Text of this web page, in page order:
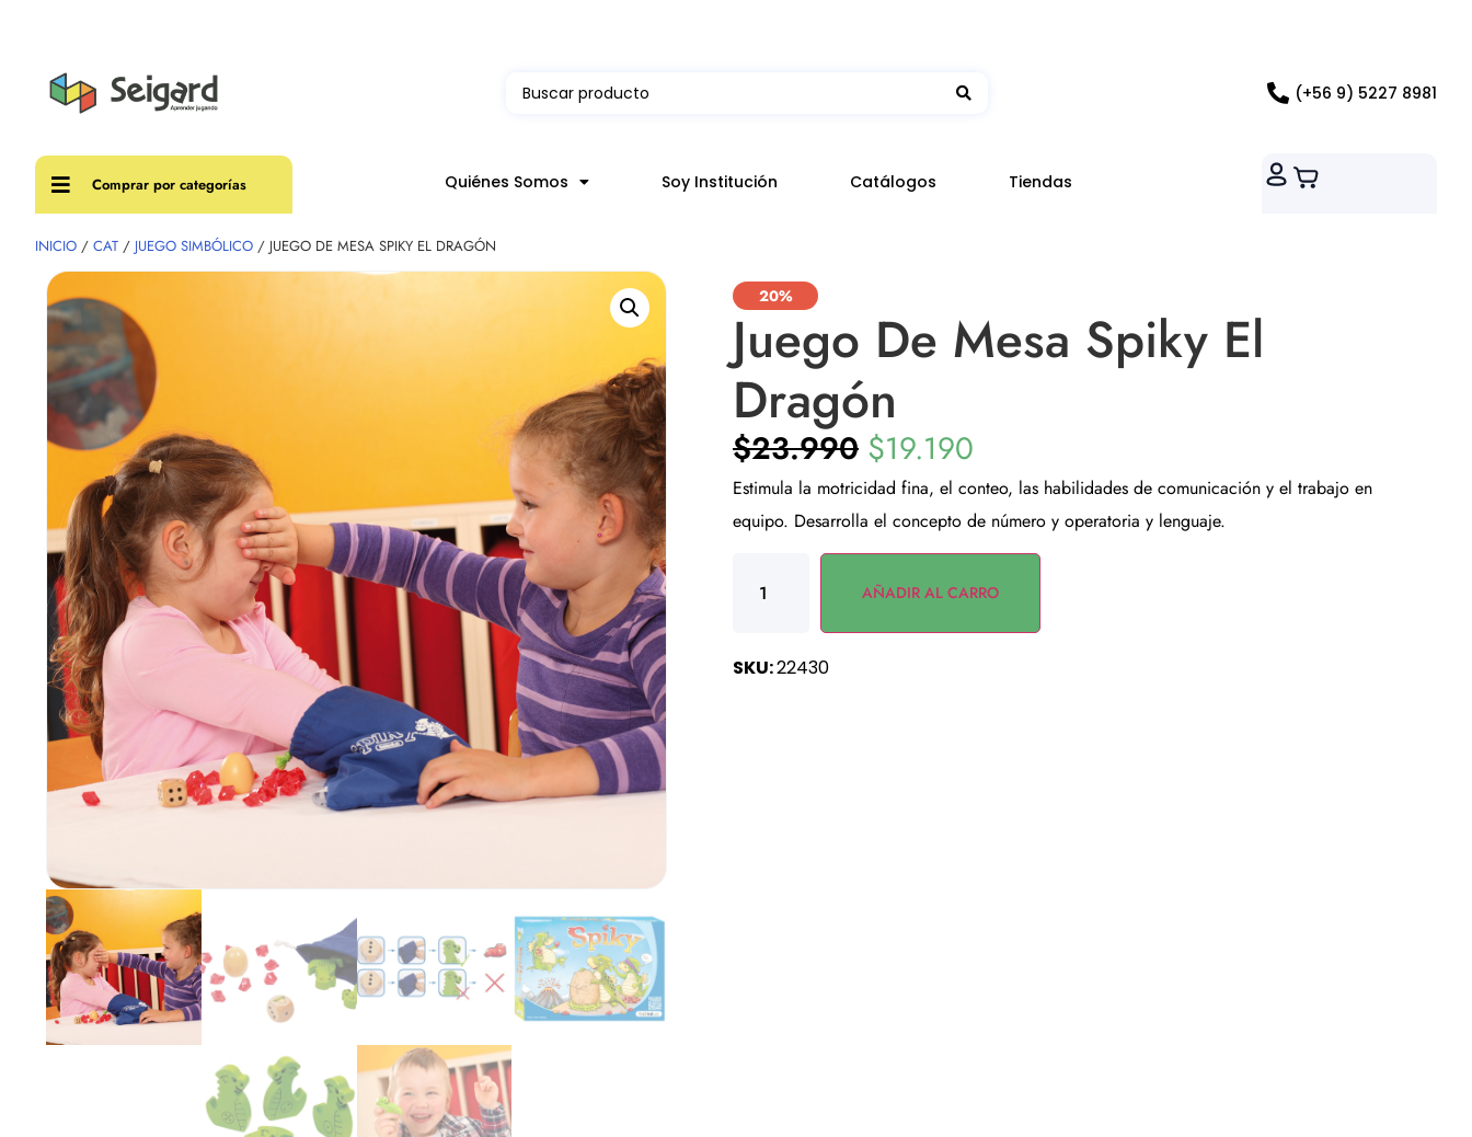
(+56 9) 5227 8981
Comprar por categorías Quiénes Somos Soy Institución Catálogos Tiendas
INICIO / CAT / JUEGO SIMBÓLICO / JUEGO DE MESA SPIKY EL DRAGÓN
20%
Juego De Mesa Spiky El
Dragón
$23.990 $19.190
Estimula la motricidad fina, el conteo, las habilidades de comunicación y el trabajo en
equipo. Desarrolla el concepto de número y operatoria y lenguaje.
AÑADIR AL CARRO
SKU:22430